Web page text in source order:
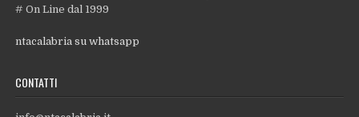
# On Line dal 1999
ntacalabria su whatsapp
CONTATTI